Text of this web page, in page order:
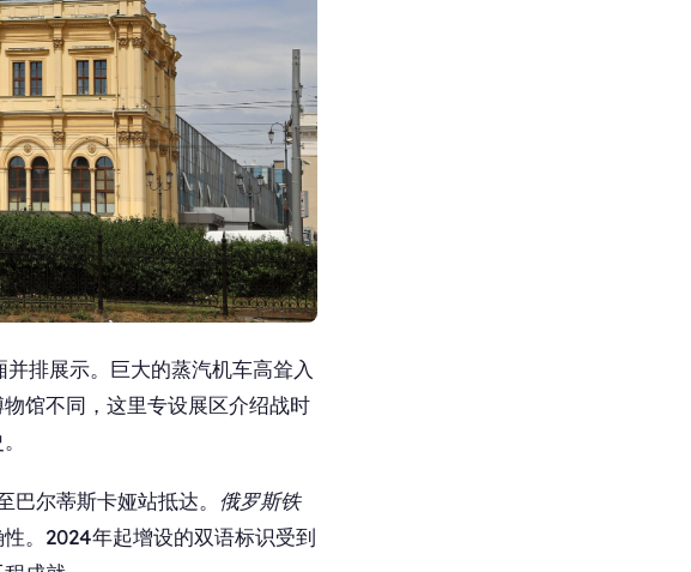
排展示。巨大的蒸汽机车高耸入
馆不同，这里专设展区介绍战时
尔蒂斯卡娅站抵达。 俄罗斯铁
。2024年起增设的双语标识受到